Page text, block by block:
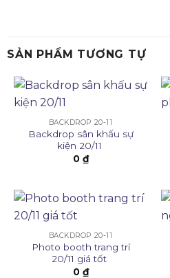
SẢN PHẨM TƯƠNG TỰ
BACKDROP 20-11
Backdrop sân khấu sự
kiện 20/11
0 ₫
BACKDROP 20-11
Photo booth trang trí
20/11 giá tốt
0 ₫